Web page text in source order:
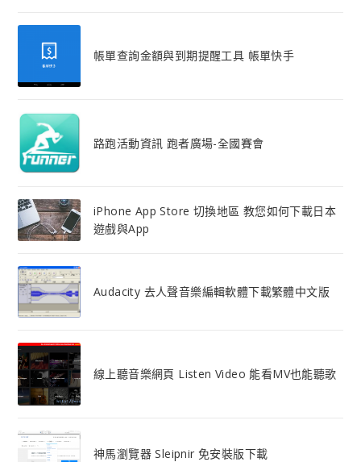
帳單查詢金額與到期提醒工具 帳單快手
路跑活動資訊 跑者廣場-全國賽會
iPhone App Store 切換地區 教您如何下載日本
遊戲與App
Audacity 去人聲音樂編輯軟體下載繁體中文版
線上聽音樂網頁 Listen Video 能看MV也能聽歌
神馬瀏覽器 Sleipnir 免安裝版下載